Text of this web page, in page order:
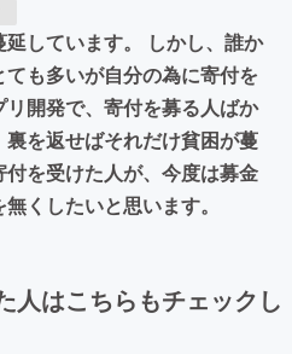
しています。 しかし、誰か
も多いが自分の為に寄付を
開発で、寄付を募る人ばか
を返せばそれだけ貧困が蔓
を受けた人が、今度は募金
くしたいと思います。
人はこちらもチェックし